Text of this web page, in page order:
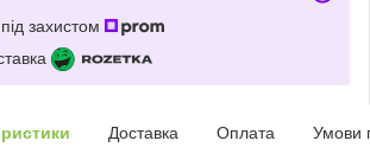
захистом
Доставка Оплата Умови